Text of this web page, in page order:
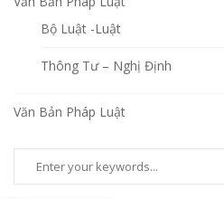
Bộ Luật -Luật
Thông Tư – Nghị Định
Văn Bản Pháp Luật